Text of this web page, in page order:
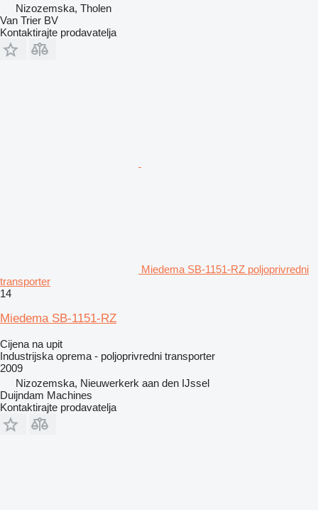
Nizozemska, Tholen
Van Trier BV
Kontaktirajte prodavatelja
Miedema SB-1151-RZ poljoprivredni
transporter
14
Miedema SB-1151-RZ
Cijena na upit
Industrijska oprema - poljoprivredni transporter
2009
Nizozemska, Nieuwerkerk aan den IJssel
Duijndam Machines
Kontaktirajte prodavatelja